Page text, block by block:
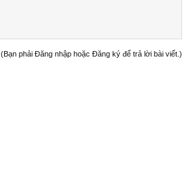
(Bạn phải Đăng nhập hoặc Đăng ký để trả lời bài viết.)